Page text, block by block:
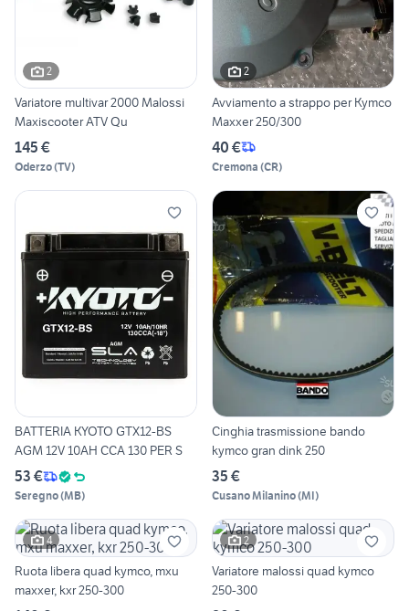
2
Variatore multivar 2000 Malossi
Maxiscooter ATV Qu
145 €
Oderzo(TV)
2
Avviamento a strappo per Kymco
Maxxer 250/300
40 €
Cremona (CR)
BATTERIA KYOTO GTX12-BS
AGM 12V 10AH CCA 130 PER S
53 €
Seregno(MB)
Cinghia trasmissione bando
kymco gran dink 250
35 €
Cusano Milanino(MI)
4
Ruota libera quad kymco, mxu
maxxer, kxr 250-300
2
Variatore malossi quad kymco
250-300